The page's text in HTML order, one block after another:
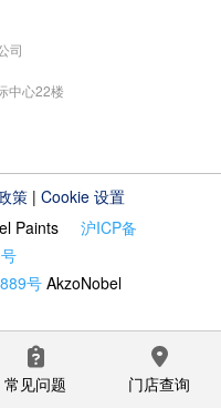
司
中心22楼
策 |Cookie 设置
Paints沪ICP备
号 AkzoNobel
常见问题 门店查询